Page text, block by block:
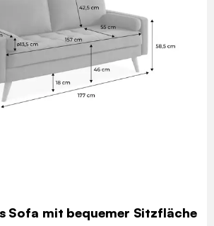
Sofa mit bequemer Sitzfläche